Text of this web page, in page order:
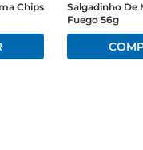
Chips
Salgadinho De
Fuego 56g